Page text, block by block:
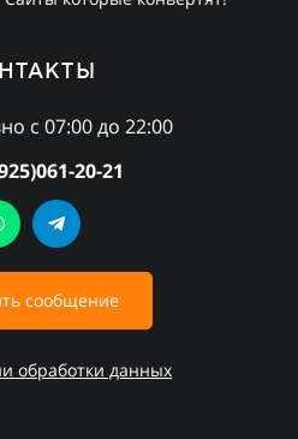
с 07:00 до 22:00
20-21
сообщение
обработки данных